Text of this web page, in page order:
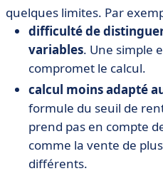
quelques limites. Par
difficulté de
variables. Une simple
compromet le calcul.
calcul moins adapté
formule du seuil de
prend pas en compte
comme la vente de
différents.